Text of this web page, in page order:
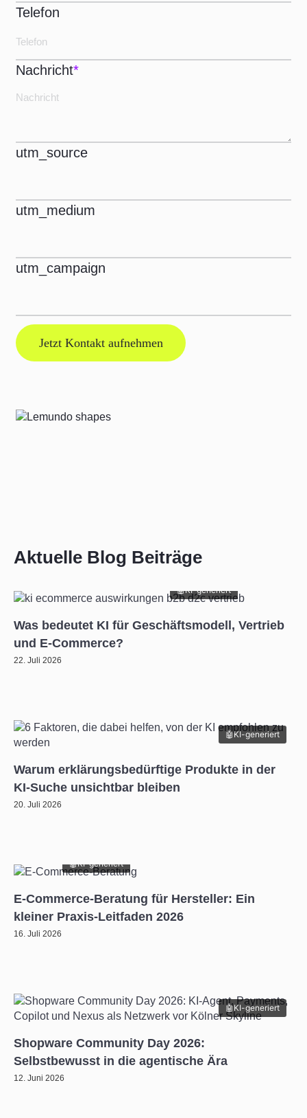
Telefon
Nachricht*
utm_source
utm_medium
utm_campaign
Jetzt Kontakt aufnehmen
Aktuelle Blog Beiträge
KI-generiert
Was bedeutet KI für Geschäftsmodell, Vertrieb
und E-Commerce?
22. Juli 2026
KI-generiert
Warum erklärungsbedürftige Produkte in der
KI-Suche unsichtbar bleiben
20. Juli 2026
KI-generiert
E-Commerce-Beratung für Hersteller: Ein
kleiner Praxis-Leitfaden 2026
16. Juli 2026
KI-generiert
Shopware Community Day 2026:
Selbstbewusst in die agentische Ära
12. Juni 2026